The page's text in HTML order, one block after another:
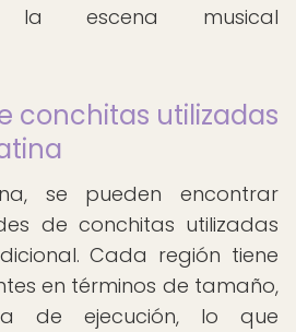
escena musical
conchitas utilizadas
se pueden encontrar
de conchitas utilizadas
Cada región tiene
en términos de tamaño,
de ejecución, lo que